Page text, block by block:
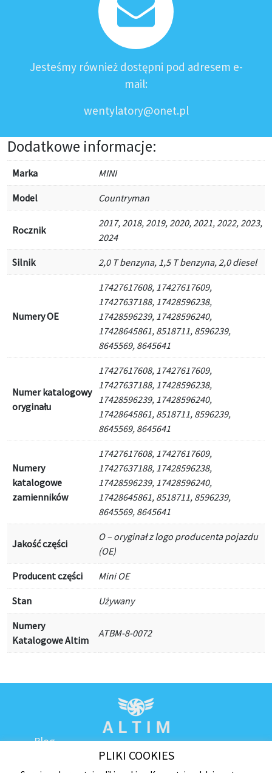
Jesteśmy również dostępni pod adresem e-
mail:
wentylatory@onet.pl
Dodatkowe informacje:
Marka MINI
Model Countryman
Rocznik
2017, 2018, 2019, 2020, 2021, 2022, 2023,
2024
Silnik 2,0 T benzyna, 1,5 T benzyna, 2,0 diesel
Numery OE
17427617608, 17427617609,
17427637188, 17428596238,
17428596239, 17428596240,
17428645861, 8518711, 8596239,
8645569, 8645641
Numer katalogowy
oryginału
17427617608, 17427617609,
17427637188, 17428596238,
17428596239, 17428596240,
17428645861, 8518711, 8596239,
8645569, 8645641
Numery
katalogowe
zamienników
17427617608, 17427617609,
17427637188, 17428596238,
17428596239, 17428596240,
17428645861, 8518711, 8596239,
8645569, 8645641
Jakość części
O – oryginał z logo producenta pojazdu
(OE)
Producent części Mini OE
Stan Używany
Numery
Katalogowe Altim
ATBM-8-0072
Blog
PLIKI COOKIES